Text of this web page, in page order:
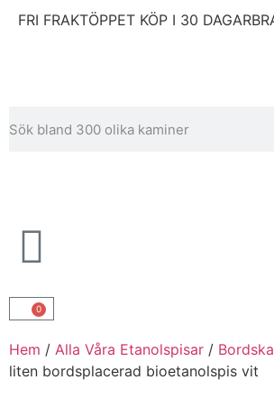
FRI FRAKTÖPPET KÖP I 30 DAGAR
0
Hem / Alla Våra Etanolspisar /
liten bordsplacerad bioetanolspis vit